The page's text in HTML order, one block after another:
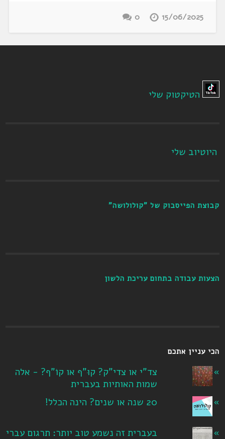
15/06/2025
0
הטיקטוק שלי
היוטיוב שלי
קבוצת הפייסבוק של "קולולושה"
הצעות עבודה בתחום עריכת הלשון
הכי עניין אתכם
צד"י או צדי"ק? קוּ"ף או קוֹ"ף? - אלה
שמות האותיות בעברית
20 שנה או שנים? הינה הכלל!
בעברית זה נשמע טוב יותר: תרגום עברי